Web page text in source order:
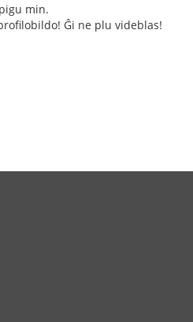
min.
Ĝi ne plu videblas!